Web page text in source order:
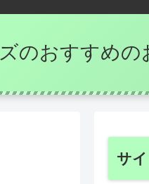
のおすすめの
サ